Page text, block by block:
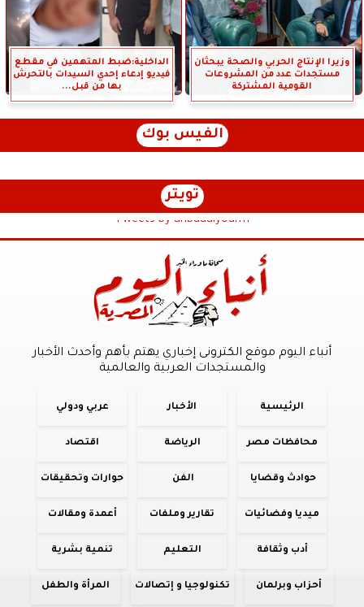
وزيرا الإنتاج الحربي والصحة يبحثان
مستجدات عدد من المشروعات
القومية المشتركة
الداخلية:ضبط المتهمين في مقطع
فيديو إدعاء إحدي السيدات بالتحرش
بها من قبل...
الفيس بوك
تويتر
Tweets by anbaaalyoum1
أنباء اليوم موقع الكترونى إخباري يهتم بأهم وأحدث الأخبار
والمستجدات العربية والعالمية
الرئيسية الأخبار عربي ودولي
محافظات مصر الرياضة اقتصاد
حوادث وقضايا الفن حوارات وتحقيقات
ميديا وفضائيات تقارير وملفات أعمدة ومقالات
أدب وثقافة التعليم تنمية بشرية
أحزاب وبرلمان تكنولوجيا و إتصالات المرأة والطفل